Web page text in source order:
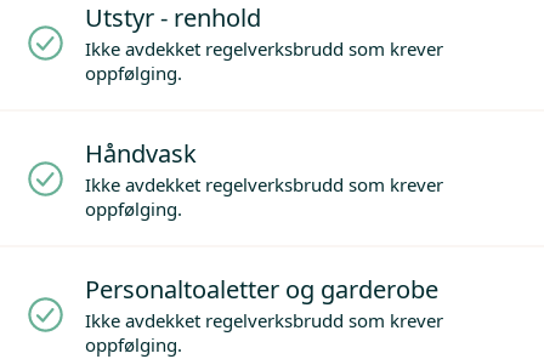
Utstyr - renhold
Ikke avdekket regelverksbrudd som krever
oppfølging.
Håndvask
Ikke avdekket regelverksbrudd som krever
oppfølging.
Personaltoaletter og garderobe
Ikke avdekket regelverksbrudd som krever
oppfølging.